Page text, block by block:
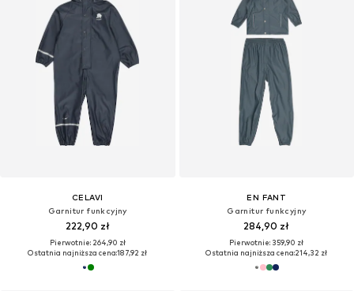
CELAVI
Garnitur funkcyjny
222,90 zł
Pierwotnie: 264,90 zł
Ostatnia najniższa cena:187,92 zł
EN FANT
Garnitur funkcyjny
284,90 zł
Pierwotnie: 359,90 zł
Ostatnia najniższa cena:214,32 zł